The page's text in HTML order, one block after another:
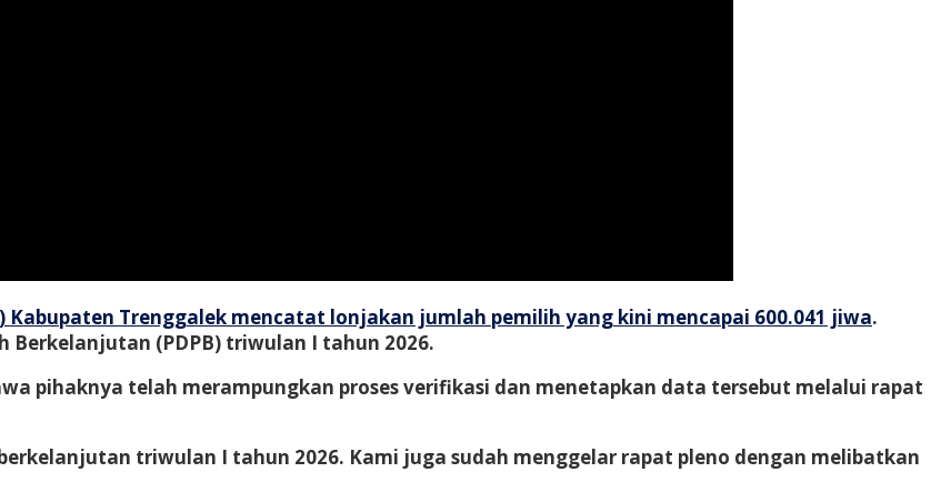
Kabupaten Trenggalek mencatat lonjakan jumlah pemilih yang kini mencapai 600.041 jiwa.
(PDPB) triwulan I tahun 2026.
pihaknya telah merampungkan proses verifikasi dan menetapkan data tersebut melalui rapat
triwulan I tahun 2026. Kami juga sudah menggelar rapat pleno dengan melibatkan